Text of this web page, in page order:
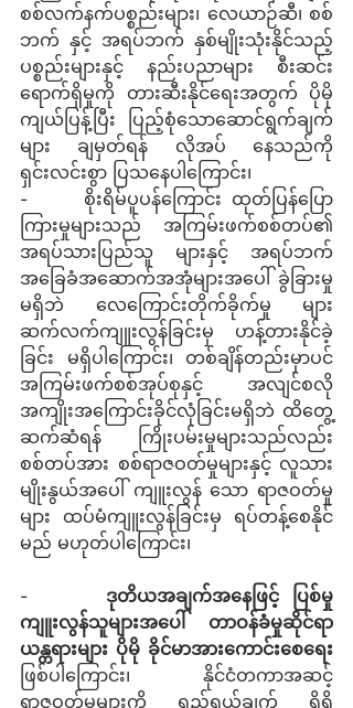
စစ်လက်နက်ပစ္စည်းများ၊ လေယာဉ်ဆီ၊ စစ်
ဘက် နှင့် အရပ်ဘက် နှစ်မျိုးသုံးနိုင်သည့်
ပစ္စည်းများနှင့် နည်းပညာများ စီးဆင်း
ရောက်ရှိမှုကို တားဆီးနိုင်ရေးအတွက် ပိုမို
ကျယ်ပြန့်ပြီး ပြည့်စုံသောဆောင်ရွက်ချက်
များ ချမှတ်ရန် လိုအပ် နေသည်ကို
ရှင်းလင်းစွာ ပြသနေပါကြောင်း၊
-      စိုးရိမ်ပူပန်ကြောင်း ထုတ်ပြန်ပြော
ကြားမှုများသည် အကြမ်းဖက်စစ်တပ်၏
အရပ်သားပြည်သူ များနှင့် အရပ်ဘက်
အခြေခံအဆောက်အအုံများအပေါ် ခွဲခြားမှု
မရှိဘဲ လေကြောင်းတိုက်ခိုက်မှု များ
ဆက်လက်ကျူးလွန်ခြင်းမှ ဟန့်တားနိုင်ခဲ့
ခြင်း မရှိပါကြောင်း၊ တစ်ချိန်တည်းမှာပင်
အကြမ်းဖက်စစ်အုပ်စုနှင့် အလျင်စလို
အကျိုးအကြောင်းခိုင်လုံခြင်းမရှိဘဲ ထိတွေ့
ဆက်ဆံရန် ကြိုးပမ်းမှုများသည်လည်း
စစ်တပ်အား စစ်ရာဇဝတ်မှုများနှင့် လူသား
မျိုးနွယ်အပေါ် ကျူးလွန် သော ရာဇဝတ်မှု
များ ထပ်မံကျူးလွန်ခြင်းမှ ရပ်တန့်စေနိုင်
မည် မဟုတ်ပါကြောင်း၊
- ဒုတိယအချက်အနေဖြင့်
ပြစ်မှု
ကျူးလွန်သူများအပေါ် တာဝန်ခံမှုဆိုင်ရာ
ယန္တရားများ ပိုမို ခိုင်မာအားကောင်းစေရေး
ဖြစ်ပါကြောင်း၊ နိုင်ငံတကာအဆင့်
ရာဇဝတ်မှုများကို ရည်ရွယ်ချက် ရှိရှိ